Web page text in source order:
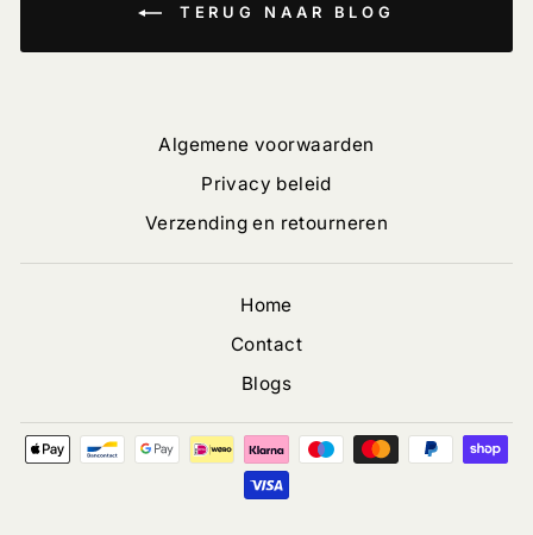
TERUG NAAR BLOG
Algemene voorwaarden
Privacy beleid
Verzending en retourneren
Home
Contact
Blogs